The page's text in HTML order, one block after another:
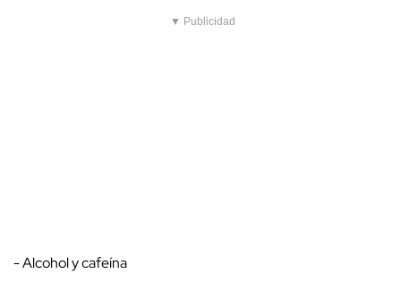
▼ Publicidad
- Alcohol y cafeína